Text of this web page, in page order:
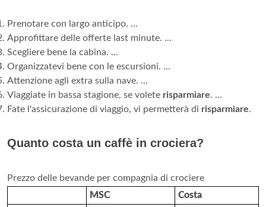
Prenotare con largo anticipo. ...
Approfittare delle offerte last minute. ...
Scegliere bene la cabina. ...
Organizzatevi bene con le escursioni. ...
Attenzione agli extra sulla nave. ...
Viaggiate in bassa stagione, se volete risparmiare. ...
Fate l'assicurazione di viaggio, vi permetterà di risparmiare.
Quanto costa un caffè in crociera?
Prezzo delle bevande per compagnia di crociere
MSC
Costa